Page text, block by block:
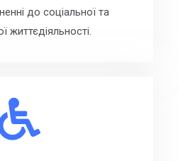
до соціальної та
життєдіяльності.